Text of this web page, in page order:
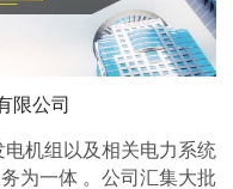
限公司
机组以及相关电力系统
为一体 。公司汇集大批